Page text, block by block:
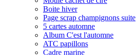
Boite hiver
Page scrap champignons suite
5 cartes automne
Album C'est l'automne
ATC papillons
Cadre marine